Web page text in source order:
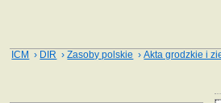
ICM › DIR ›Zasoby polskie ›Akta grodzkie i